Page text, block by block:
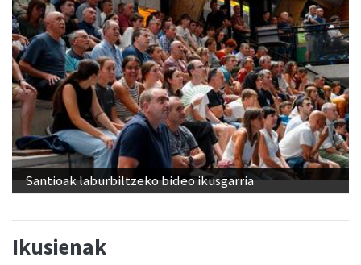
Santioak laburbiltzeko bideo ikusgarria
Ikusienak